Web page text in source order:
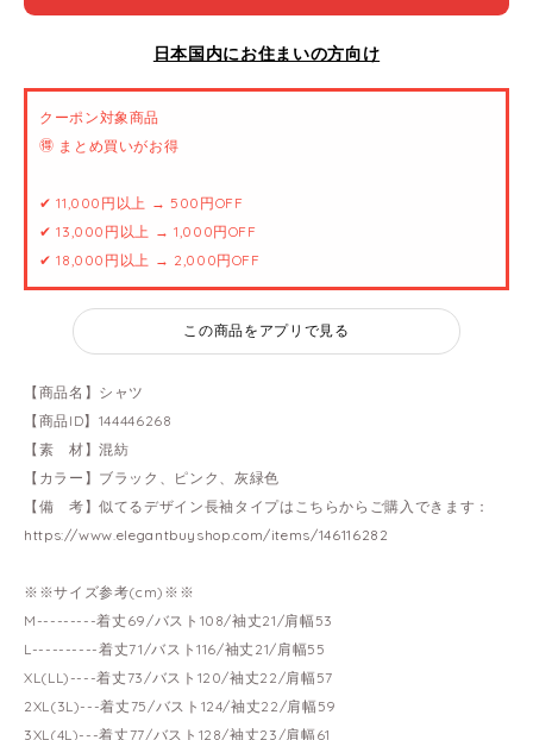
日本国内にお住まいの方向け
クーポン対象商品
🉐 まとめ買いがお得
✔ 11,000円以上 → 500円OFF
✔ 13,000円以上 → 1,000円OFF
✔ 18,000円以上 → 2,000円OFF
この商品をアプリで見る
【商品名】シャツ
【商品ID】144446268
【素 材】混紡
【カラー】ブラック、ピンク、灰緑色
【備 考】似てるデザイン長袖タイプはこちらからご購入できます：
https://www.elegantbuyshop.com/items/146116282
※※サイズ参考(cm)※※
M---------着丈69/バスト108/袖丈21/肩幅53
L----------着丈71/バスト116/袖丈21/肩幅55
XL(LL)----着丈73/バスト120/袖丈22/肩幅57
2XL(3L)---着丈75/バスト124/袖丈22/肩幅59
3XL(4L)---着丈77/バスト128/袖丈23/肩幅61